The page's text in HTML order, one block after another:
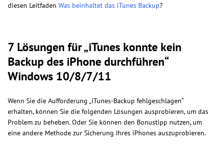
diesen Leitfaden Was beinhaltet das iTunes Backup?
7 Lösungen für „iTunes konnte kein
Backup des iPhone durchführen“
Windows 10/8/7/11
Wenn Sie die Aufforderung „iTunes-Backup fehlgeschlagen“
erhalten, können Sie die folgenden Lösungen ausprobieren, um das
Problem zu beheben. Oder Sie können den Bonustipp nutzen, um
eine andere Methode zur Sicherung Ihres iPhones auszuprobieren.